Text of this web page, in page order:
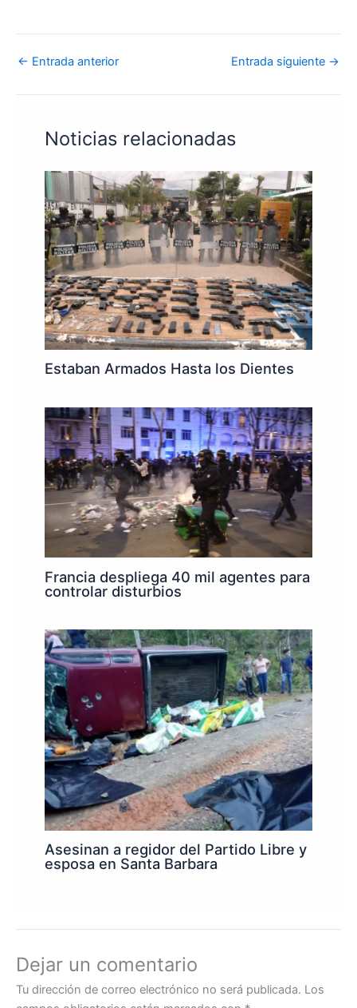
← Entrada anterior Entrada siguiente →
Noticias relacionadas
Estaban Armados Hasta los Dientes
Francia despliega 40 mil agentes para
controlar disturbios
Asesinan a regidor del Partido Libre y
esposa en Santa Barbara
Dejar un comentario
Tu dirección de correo electrónico no será publicada. Los